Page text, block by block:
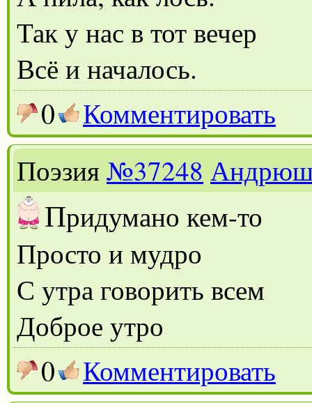
Так у нас в тот вечер
Всё и началось.
0
Комментировать
Поэзия№37248
Придумано кем-то
Просто и мудро
С утра говорить всем
Доброе утро
0
Комментировать